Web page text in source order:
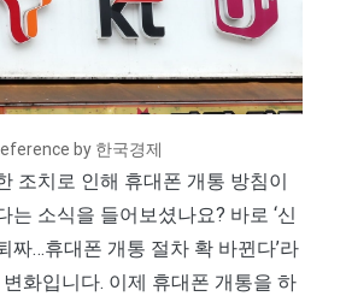
by 한국경제
조치로 인해 휴대폰 개통 방침이
는 소식을 들어보셨나요? 바로 ‘신
짜…휴대폰 개통 절차 확 바뀐다’라
화입니다. 이제 휴대폰 개통을 하